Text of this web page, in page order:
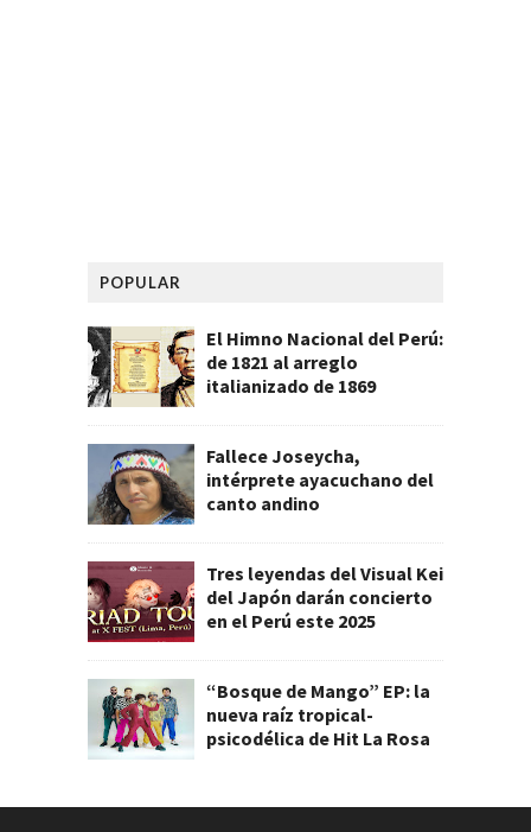
POPULAR
El Himno Nacional del Perú:
de 1821 al arreglo
italianizado de 1869
Fallece Joseycha,
intérprete ayacuchano del
canto andino
Tres leyendas del Visual Kei
del Japón darán concierto
en el Perú este 2025
“Bosque de Mango” EP: la
nueva raíz tropical-
psicodélica de Hit La Rosa